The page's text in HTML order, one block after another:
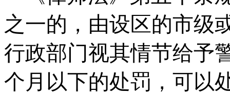
之一的，由设区的市级
行政部门视其情节给予
个月以下的处罚，可以